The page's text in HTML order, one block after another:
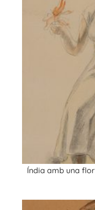
Índia amb una flor